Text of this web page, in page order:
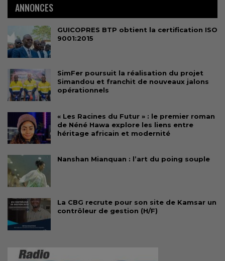
ANNONCES
GUICOPRES BTP obtient la certification ISO
9001:2015
SimFer poursuit la réalisation du projet
Simandou et franchit de nouveaux jalons
opérationnels
« Les Racines du Futur » : le premier roman
de Néné Hawa explore les liens entre
héritage africain et modernité
Nanshan Mianquan : l’art du poing souple
La CBG recrute pour son site de Kamsar un
contrôleur de gestion (H/F)